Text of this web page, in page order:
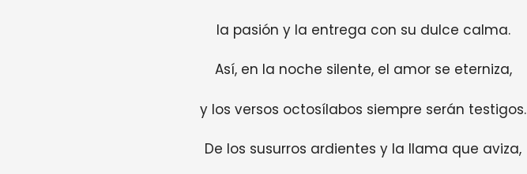
la pasión y la entrega con su dulce calma.
Así, en la noche silente, el amor se eterniza,
y los versos octosílabos siempre serán testigos.
De los susurros ardientes y la llama que aviza,